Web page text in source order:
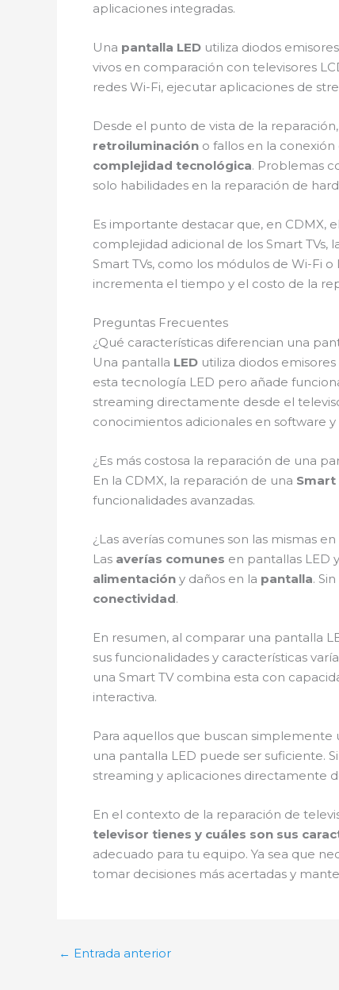
aplicaciones integradas.
Una pantalla LED utiliza diodos
vivos en comparación con televisores
redes Wi-Fi, ejecutar aplicaciones de
Desde el punto de vista de la
retroiluminación o fallos en la
complejidad tecnológica. Problemas
solo habilidades en la reparación de
Es importante destacar que, en CDMX,
complejidad adicional de los Smart TVs,
Smart TVs, como los módulos de Wi-Fi
incrementa el tiempo y el costo de la
Preguntas Frecuentes
¿Qué características diferencian una
Una pantalla LED utiliza diodos
esta tecnología LED pero añade
streaming directamente desde el
conocimientos adicionales en software
¿Es más costosa la reparación de una
En la CDMX, la reparación de una Smart
funcionalidades avanzadas.
¿Las averías comunes son las mismas
Las averías comunes en pantallas LED
alimentación y daños en la pantalla.
conectividad.
En resumen, al comparar una pantalla
sus funcionalidades y características
una Smart TV combina esta con
interactiva.
Para aquellos que buscan
una pantalla LED puede ser suficiente.
streaming y aplicaciones directamente
En el contexto de la reparación de
televisor tienes y cuáles son sus
adecuado para tu equipo. Ya sea que
tomar decisiones más acertadas y
← Entrada anterior